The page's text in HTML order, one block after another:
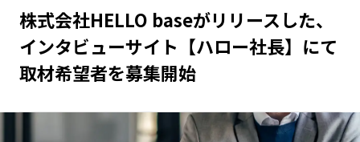
岩手エリア
宮城エリア
秋田エリア
山形エリア
福島エリア
茨城エリア
栃木エリア
群馬エリア
埼玉エリア
千葉エリア
多摩エリア
株式会社HELLO baseがリリースした、
インタビューサイト【ハロー社長】にて
取材希望者を募集開始